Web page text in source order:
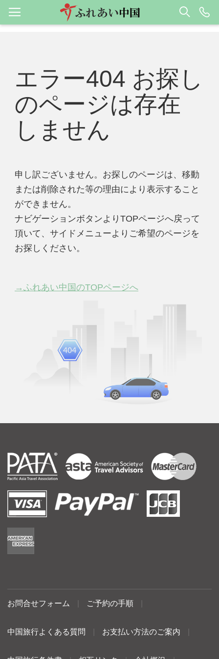
エラー404 お探し
のページは存在
しません
申し訳ございません。お探しのページは、移動
または削除された等の理由により表示すること
ができません。
ナビゲーションボタンよりTOPページへ戻って
頂いて、サイドメニューよりご希望のページを
お探しください。
→ふれあい中国のTOPページへ
お問合せフォーム ご予約の手順
中国旅行よくある質問 お支払い方法のご案内